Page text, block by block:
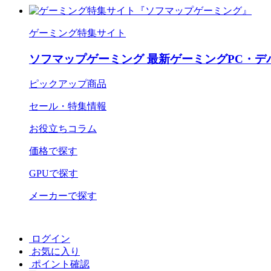
ゲーミング特集サイト
ソフマップゲーミング 最新ゲーミングPC・デ
ピックアップ商品
セール・特集情報
お役立ちコラム
価格で探す
GPUで探す
メーカーで探す
ログイン
お気に入り
ポイント確認